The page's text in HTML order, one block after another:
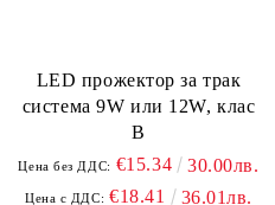
LED прожектор за трак
система 9W или 12W, клас
B
Цена без ДДС: €15.34 30.00лв.
Цена с ДДС: €18.41 36.01лв.